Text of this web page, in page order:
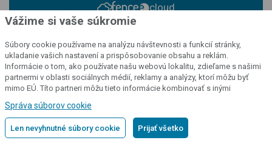
cloud
Prihlásiť sa do cloudu
Vážime si vaše súkromie
Súbory cookie používame na analýzu návštevnosti a funkcií stránky,
ukladanie vašich nastavení a prispôsobovanie obsahu a reklám.
Informácie o tom, ako používate našu webovú lokalitu, zdieľame s našimi
partnermi v oblasti sociálnych médií, reklamy a analýzy, ktorí môžu byť
mimo EÚ. Títo partneri môžu tieto informácie kombinovať s inými
používania ich služieb.Podrobné informácie
Správa súborov cookie
Len nevyhnutné súbory cookie Prijať všetko